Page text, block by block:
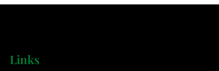
Links